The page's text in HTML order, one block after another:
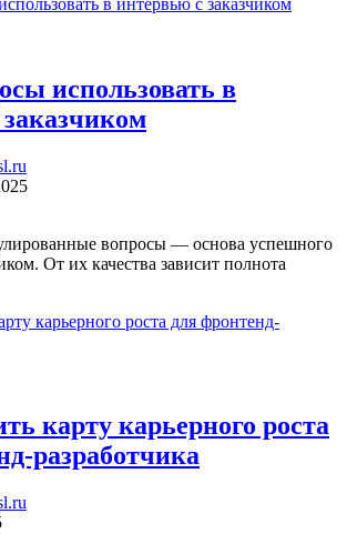
использовать в
вопросы — основа успешного
От их качества зависит полнота
карту карьерного роста
разработчика